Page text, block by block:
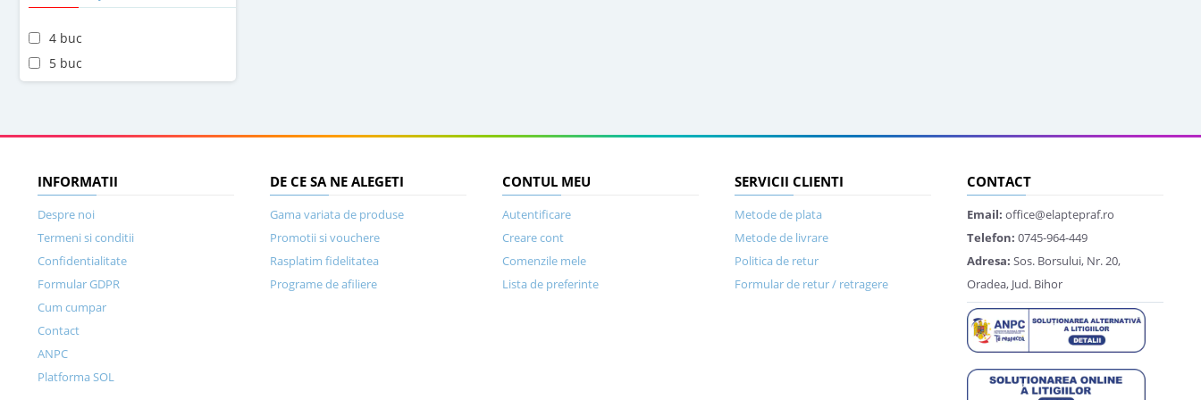
4 buc
5 buc
INFORMATII
Despre noi
Termeni si conditii
Confidentialitate
Formular GDPR
Cum cumpar
Contact
ANPC
Platforma SOL
DE CE SA NE ALEGETI
Gama variata de produse
Promotii si vouchere
Rasplatim fidelitatea
Programe de afiliere
CONTUL MEU
Autentificare
Creare cont
Comenzile mele
Lista de preferinte
SERVICII CLIENTI
Metode de plata
Metode de livrare
Politica de retur
Formular de retur / retragere
CONTACT
Email: office@elaptepraf.ro
Telefon: 0745-964-449
Adresa: Sos. Borsului, Nr. 20,
Oradea, Jud. Bihor